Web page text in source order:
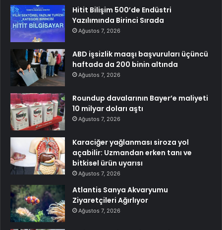
Hitit Bilişim 500’de Endüstri
Yazılımında Birinci Sırada
Ağustos 7, 2026
ABD işsizlik maaşı başvuruları üçüncü
haftada da 200 binin altında
Ağustos 7, 2026
Roundup davalarının Bayer’e maliyeti
10 milyar doları aştı
Ağustos 7, 2026
Karaciğer yağlanması siroza yol
açabilir: Uzmandan erken tanı ve
bitkisel ürün uyarısı
Ağustos 7, 2026
Atlantis Sanya Akvaryumu
Ziyaretçileri Ağırlıyor
Ağustos 7, 2026